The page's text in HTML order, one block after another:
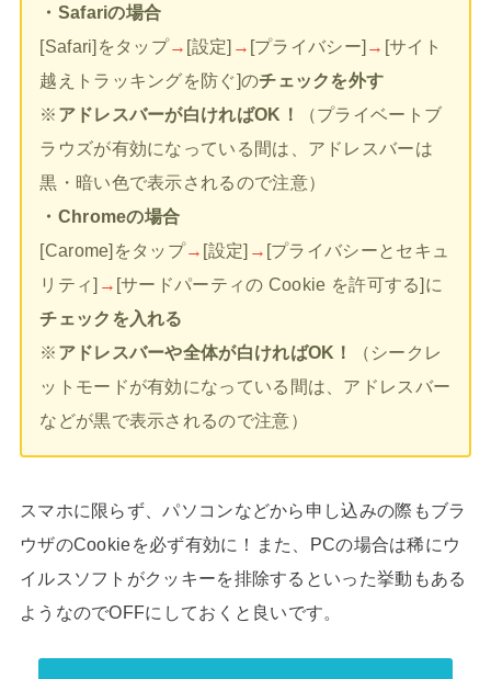
・Safariの場合
[Safari]をタップ→ [設定] → [プライバシー]→ [サイト
越えトラッキングを防ぐ]のチェックを外す
※ アドレスバーが白ければOK！
（プライベートブ
ラウズが有効になっている間は、アドレスバーは
黒・暗い色で表示されるので注意）
・Chromeの場合
[Carome]をタップ→ [設定] → [プライバシーとセキュ
リティ] → [サードパーティの Cookie を許可する]に
チェックを入れる
※ アドレスバーや全体が白ければOK！
（シークレ
ットモードが有効になっている間は、アドレスバー
などが黒で表示されるので注意）
スマホに限らず、パソコンなどから申し込みの際もブラ
ウザのCookieを必ず有効に！また、PCの場合は稀にウ
イルスソフトがクッキーを排除するといった挙動もある
ようなのでOFFにしておくと良いです。